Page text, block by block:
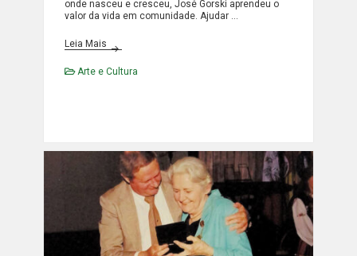
onde nasceu e cresceu, José Gorski aprendeu o
valor da vida em comunidade. Ajudar …
Leia Mais
Arte e Cultura